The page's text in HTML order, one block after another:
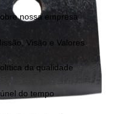
nossa empresa
Visão e Valores
da qualidade
do tempo